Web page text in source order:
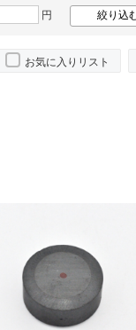
円
お気に入りリスト